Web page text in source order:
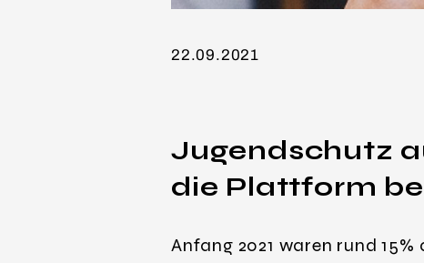
22.09.2021
Jugendschutz
die Plattform
Anfang 2021 waren rund